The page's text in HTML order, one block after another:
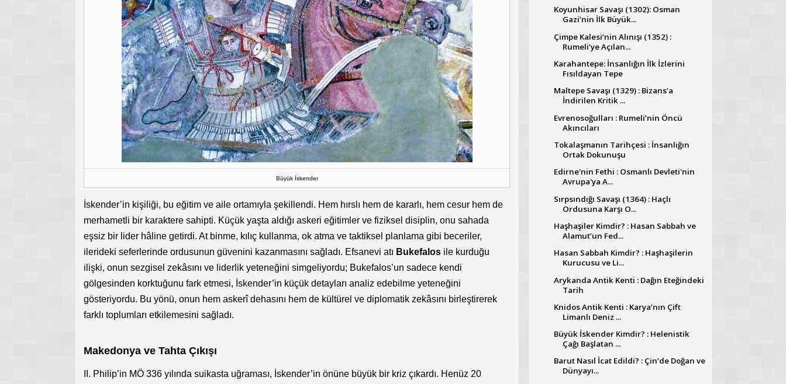
Büyük İskender
İskender’in kişiliği, bu eğitim ve aile ortamıyla şekillendi. Hem hırslı hem de kararlı, hem cesur hem de
merhametli bir karaktere sahipti. Küçük yaşta aldığı askeri eğitimler ve fiziksel disiplin, onu sahada
eşsiz bir lider hâline getirdi. At binme, kılıç kullanma, ok atma ve taktiksel planlama gibi beceriler,
ilerideki seferlerinde ordusunun güvenini kazanmasını sağladı. Efsanevi atı Bukefalos ile kurduğu
ilişki, onun sezgisel zekâsını ve liderlik yeteneğini simgeliyordu; Bukefalos’un sadece kendi
gölgesinden korktuğunu fark etmesi, İskender’in küçük detayları analiz edebilme yeteneğini
gösteriyordu. Bu yönü, onun hem askerî dehasını hem de kültürel ve diplomatik zekâsını birleştirerek
farklı toplumları etkilemesini sağladı.
Makedonya ve Tahta Çıkışı
II. Philip’in MÖ 336 yılında suikasta uğraması, İskender’in önüne büyük bir kriz çıkardı. Henüz 20
Koyunhisar Savaşı (1302): Osman
Gazi’nin İlk Büyük...
Çimpe Kalesi’nin Alınışı (1352) :
Rumeli’ye Açılan...
Karahantepe: İnsanlığın İlk İzlerini
Fısıldayan Tepe
Maltepe Savaşı (1329) : Bizans’a
İndirilen Kritik ...
Evrenosoğulları : Rumeli’nin Öncü
Akıncıları
Tokalaşmanın Tarihçesi : İnsanlığın
Ortak Dokunuşu
Edirne'nin Fethi : Osmanlı Devleti'nin
Avrupa'ya A...
Sırpsındığı Savaşı (1364) : Haçlı
Ordusuna Karşı O...
Haşhaşiler Kimdir? : Hasan Sabbah ve
Alamut’un Fed...
Hasan Sabbah Kimdir? : Haşhaşilerin
Kurucusu ve Li...
Arykanda Antik Kenti : Dağın Eteğindeki
Tarih
Knidos Antik Kenti : Karya’nın Çift
Limanlı Deniz ...
Büyük İskender Kimdir? : Helenistik
Çağı Başlatan ...
Barut Nasıl İcat Edildi? : Çin’de Doğan ve
Dünyayı...